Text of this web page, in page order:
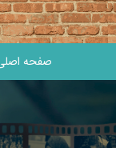
صفحه